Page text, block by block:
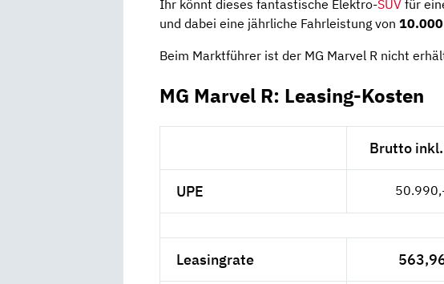
Ihr könnt dieses fantastische Elektro-SUV für
und dabei eine jährliche Fahrleistung von
Beim Marktführer ist der MG Marvel R nicht
MG Marvel R: Leasing-Kosten
Brutto
UPE
Leasingrate